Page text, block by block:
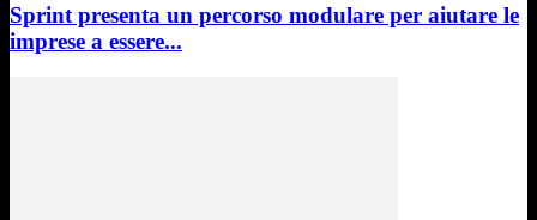
Sprint presenta un percorso modulare per aiutare le
imprese a essere...